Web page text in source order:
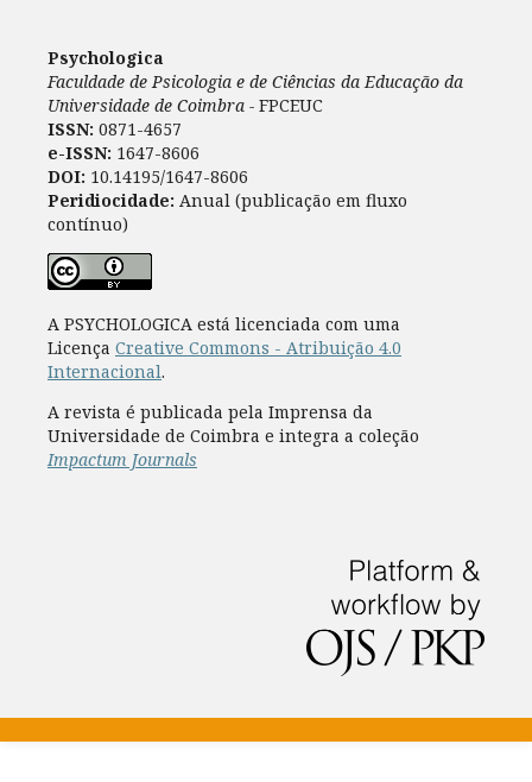
Psychologica
Faculdade de Psicologia e de Ciências da Educação da
Universidade de Coimbra - FPCEUC
ISSN: 0871-4657
e-ISSN: 1647-8606
DOI: 10.14195/1647-8606
Peridiocidade: Anual (publicação em fluxo
contínuo)
A PSYCHOLOGICA está licenciada com uma
Licença Creative Commons - Atribuição 4.0
Internacional.
A revista é publicada pela Imprensa da
Universidade de Coimbra e integra a coleção
Impactum Journals